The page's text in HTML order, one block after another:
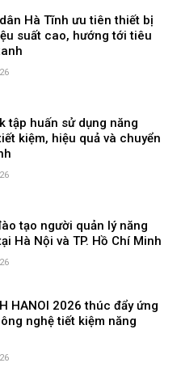
Hà Tĩnh ưu tiên thiết bị
suất cao, hướng tới tiêu
tập huấn sử dụng năng
kiệm, hiệu quả và chuyển
tạo người quản lý năng
Hà Nội và TP. Hồ Chí Minh
HANOI 2026 thúc đẩy ứng
nghệ tiết kiệm năng